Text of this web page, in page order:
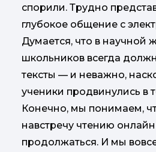
спорили. Трудно
глубокое общение с
Думается, что в научной
школьников всегда
тексты — и неважно,
ученики продвинулись в
Конечно, мы понимаем,
навстречу чтению
продолжаться. И мы